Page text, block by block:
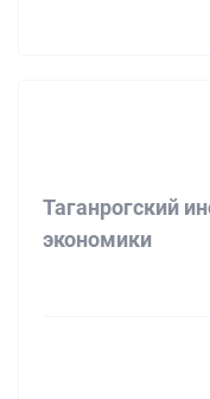
Таганрогский
экономики